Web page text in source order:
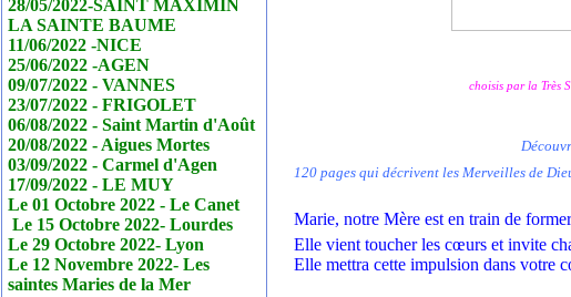
28/05/2022-SAINT MAXIMIN
LA SAINTE BAUME
11/06/2022 -NICE
25/06/2022 -AGEN
09/07/2022 - VANNES
23/07/2022 - FRIGOLET
06/08/2022 - Saint Martin d'Août
20/08/2022 - Aigues Mortes
03/09/2022 - Carmel d'Agen
17/09/2022 - LE MUY
Le 01 Octobre 2022 - LeCanet
Le 15 Octobre 2022- Lourdes
Le 29 Octobre 2022- Lyon
Le 12 Novembre 2022- Les
saintes Maries de la Mer
choisis par la Très
120 pages qui décrivent les Merveilles de
Marie, notre Mère est en train de
Elle vient toucher les cœurs et invite
Elle mettra cette impulsion dans votre